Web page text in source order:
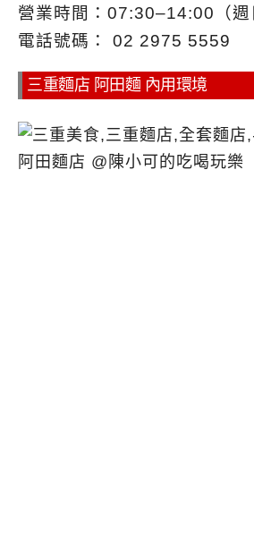
營業時間：07:30–14:00（週
電話號碼： 02 2975 5559
三重麵店 阿田麵 內用環境